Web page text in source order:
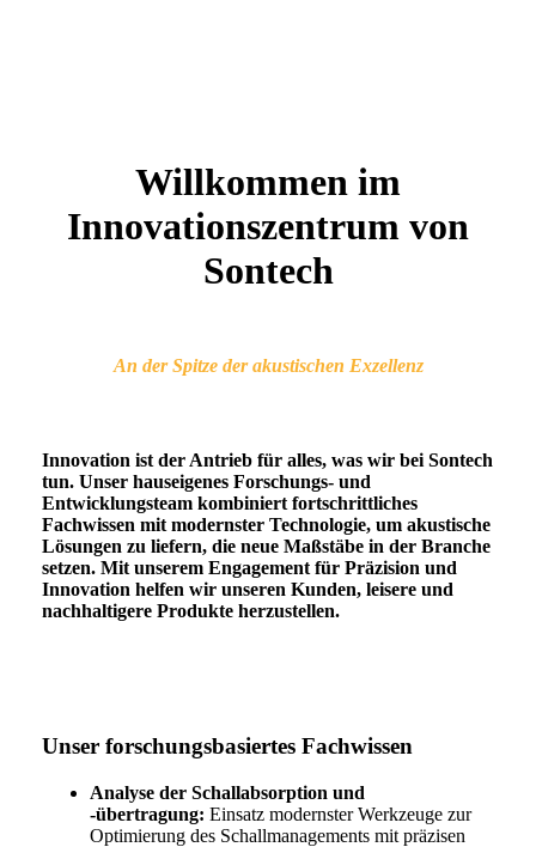
Willkommen im
Innovationszentrum von
Sontech
An der Spitze der akustischen Exzellenz
Innovation ist der Antrieb für alles, was wir bei Sontech
tun. Unser hauseigenes Forschungs- und
Entwicklungsteam kombiniert fortschrittliches
Fachwissen mit modernster Technologie, um akustische
Lösungen zu liefern, die neue Maßstäbe in der Branche
setzen. Mit unserem Engagement für Präzision und
Innovation helfen wir unseren Kunden, leisere und
nachhaltigere Produkte herzustellen.
Unser forschungsbasiertes Fachwissen
Analyse der Schallabsorption und
-übertragung: Einsatz modernster Werkzeuge zur
Optimierung des Schallmanagements mit präzisen